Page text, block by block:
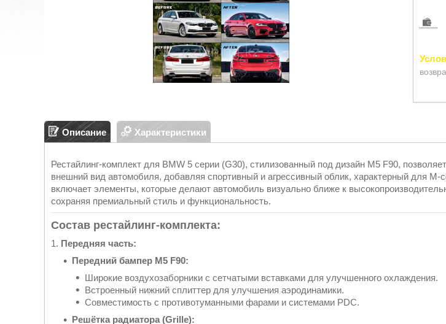
Описание Характеристики
Рестайлинг-комплект для BMW 5 серии (G30), стилизованный под дизайн M5 F90,
внешний вид автомобиля, добавляя спортивный и агрессивный облик, характерный для M-
включает элементы, которые делают автомобиль визуально ближе к
сохраняя премиальный стиль и функциональность.
Состав рестайлинг-комплекта:
1. Передняя часть:
Передний бампер M5 F90:
Широкие воздухозаборники с сетчатыми вставками для улучшенного охлаждения.
Встроенный нижний сплиттер для улучшения аэродинамики.
Совместимость с противотуманными фарами и системами PDC.
Решётка радиатора (Grille):